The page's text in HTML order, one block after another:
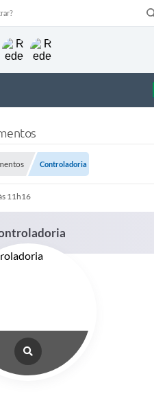
Controladoria
11h16